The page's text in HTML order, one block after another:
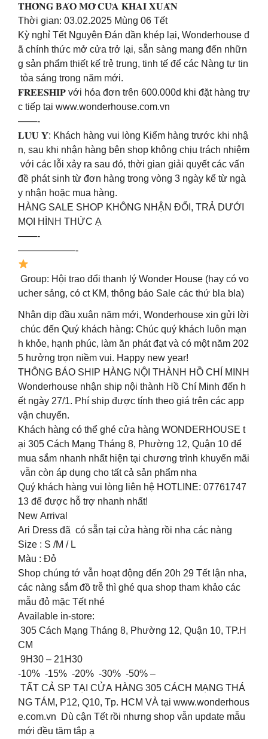
𝐓𝐇𝐎̂𝐍𝐆 𝐁𝐀́𝐎 𝐌𝐎̛̉ 𝐂𝐔̛̉𝐀 𝐊𝐇𝐀𝐈 𝐗𝐔𝐀̂𝐍
Thời gian: 03.02.2025 Mùng 06 Tết
Kỳ nghỉ Tết Nguyên Đán dần khép lại, Wonderhouse đ
ã chính thức mở cửa trở lại, sẵn sàng mang đến nhữn
g sản phẩm thiết kế trẻ trung, tinh tế để các Nàng tự tin
tỏa sáng trong năm mới.
𝐅𝐑𝐄𝐄𝐒𝐇𝐈𝐏 với hóa đơn trên 600.000d khi đặt hàng trự
c tiếp tại www.wonderhouse.com.vn
——-
𝐋𝐔̛𝐔 𝐘́: Khách hàng vui lòng Kiểm hàng trước khi nhậ
n, sau khi nhận hàng bên shop không chịu trách nhiệm
với các lỗi xảy ra sau đó, thời gian giải quyết các vấn
đề phát sinh từ đơn hàng trong vòng 3 ngày kể từ ngà
y nhận hoặc mua hàng.
HÀNG SALE SHOP KHÔNG NHẬN ĐỔI, TRẢ DƯỚI
MỌI HÌNH THỨC Ạ
——-
——————-
Group: Hội trao đổi thanh lý Wonder House (hay có vo
ucher sảng, có ct KM, thông báo Sale các thứ bla bla)
Nhân dịp đầu xuân năm mới, Wonderhouse xin gửi lời
chúc đến Quý khách hàng: Chúc quý khách luôn mạn
h khỏe, hạnh phúc, làm ăn phát đạt và có một năm 202
5 hưởng trọn niềm vui. Happy new year!
THÔNG BÁO SHIP HÀNG NỘI THÀNH HỒ CHÍ MINH
Wonderhouse nhận ship nội thành Hồ Chí Minh đến h
ết ngày 27/1. Phí ship được tính theo giá trên các app
vận chuyển.
Khách hàng có thể ghé cửa hàng WONDERHOUSE t
ại 305 Cách Mạng Tháng 8, Phường 12, Quận 10 để
mua sắm nhanh nhất hiện tại chương trình khuyến mãi
vẫn còn áp dụng cho tất cả sản phẩm nha
Quý khách hàng vui lòng liên hệ HOTLINE: 07761747
13 để được hỗ trợ nhanh nhất!
New Arrival
Ari Dress đã có sẵn tại cửa hàng rồi nha các nàng
Size : S /M / L
Màu : Đỏ
Shop chúng tớ vẫn hoạt động đến 20h 29 Tết lận nha,
các nàng sắm đồ trễ thì ghé qua shop tham khảo các
mẫu đỏ mặc Tết nhé
Available in-store:
305 Cách Mạng Tháng 8, Phường 12, Quận 10, TP.H
CM
9H30 – 21H30
-10% -15% -20% -30% -50% –
TẤT CẢ SP TẠI CỬA HÀNG 305 CÁCH MẠNG THÁ
NG TÁM, P12, Q10, Tp. HCM VÀ tại www.wonderhous
e.com.vn Dù cận Tết rồi nhưng shop vẫn update mẫu
mới đều tăm tắp ạ